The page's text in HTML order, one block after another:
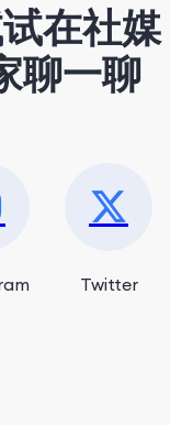
在社媒
聊一聊
Twitter